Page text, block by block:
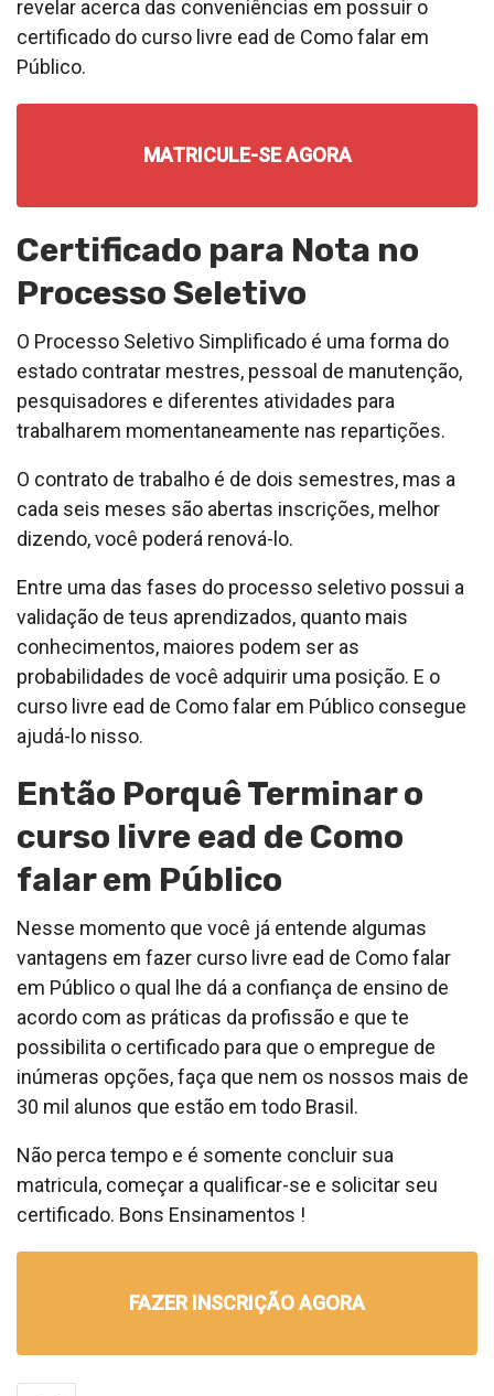
revelar acerca das conveniências em possuir o
certificado do curso livre ead de Como falar em
Público.
MATRICULE-SE AGORA
Certificado para Nota no
Processo Seletivo
O Processo Seletivo Simplificado é uma forma do
estado contratar mestres, pessoal de manutenção,
pesquisadores e diferentes atividades para
trabalharem momentaneamente nas repartições.
O contrato de trabalho é de dois semestres, mas a
cada seis meses são abertas inscrições, melhor
dizendo, você poderá renová-lo.
Entre uma das fases do processo seletivo possui a
validação de teus aprendizados, quanto mais
conhecimentos, maiores podem ser as
probabilidades de você adquirir uma posição. E o
curso livre ead de Como falar em Público consegue
ajudá-lo nisso.
Então Porquê Terminar o
curso livre ead de Como
falar em Público
Nesse momento que você já entende algumas
vantagens em fazer curso livre ead de Como falar
em Público o qual lhe dá a confiança de ensino de
acordo com as práticas da profissão e que te
possibilita o certificado para que o empregue de
inúmeras opções, faça que nem os nossos mais de
30 mil alunos que estão em todo Brasil.
Não perca tempo e é somente concluir sua
matricula, começar a qualificar-se e solicitar seu
certificado. Bons Ensinamentos !
FAZER INSCRIÇÃO AGORA